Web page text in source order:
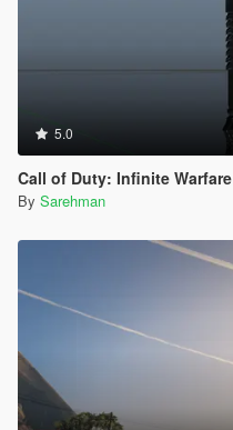
5.0
Call of Duty: Infinite Warfare
By Sarehman